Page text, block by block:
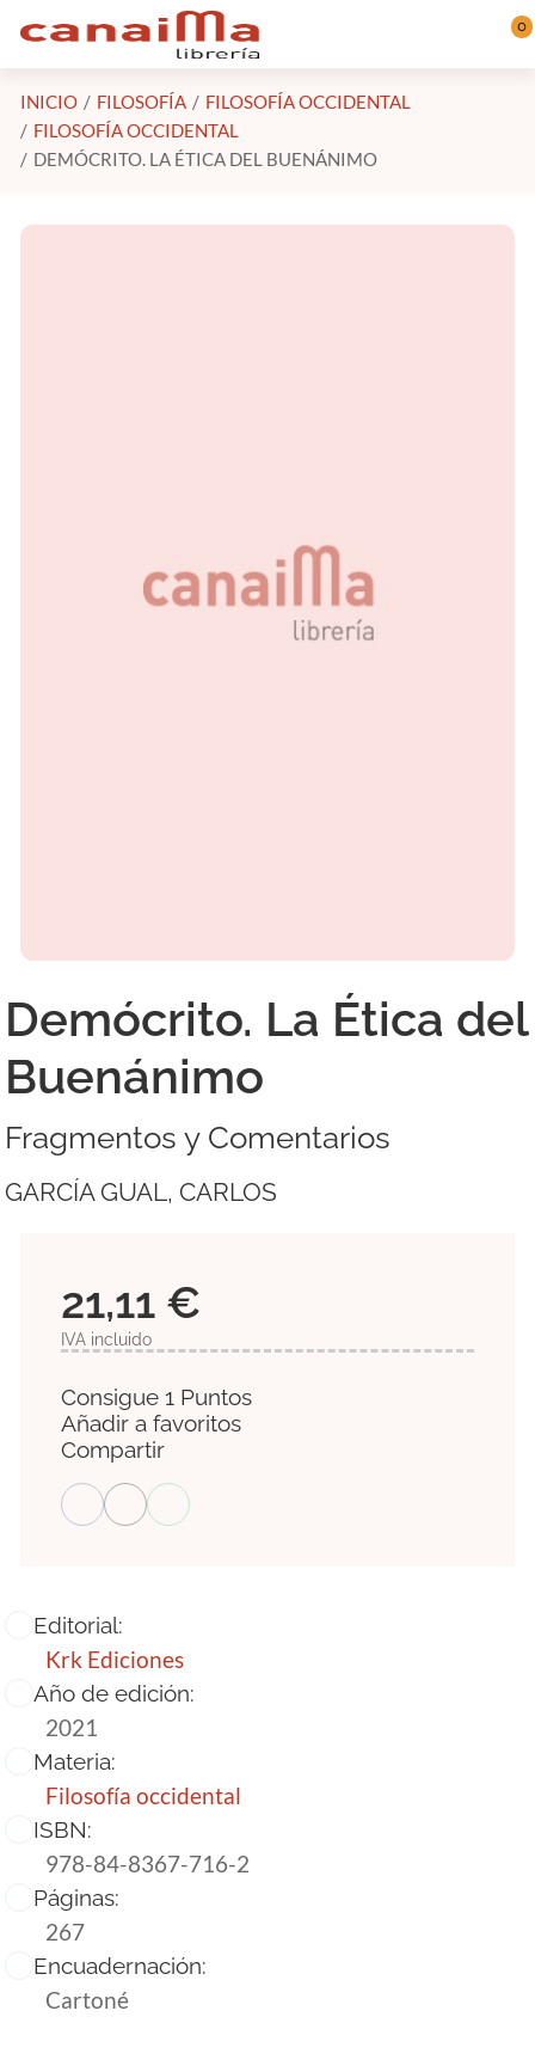
Saltar al contenido principal 0
INICIO FILOSOFÍA
FILOSOFÍA OCCIDENTAL
FILOSOFÍA OCCIDENTAL
DEMÓCRITO. LA ÉTICA DEL BUENÁNIMO
Demócrito. La Ética del
Buenánimo
Fragmentos y Comentarios
GARCÍA GUAL, CARLOS
Editorial:
Krk Ediciones
Año de edición:
2021
Materia:
Filosofía occidental
ISBN:
978-84-8367-716-2
Páginas:
267
Encuadernación:
Cartoné
21,11 €
IVA incluido
Consigue 1 Puntos
Añadir a favoritos
Compartir